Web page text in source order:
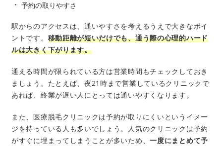
予約の取りやすさ
駅からのアクセスは、通いやすさを考えるうえで大きなポイ
ントです。 移動距離が短いだけでも、通う際の心理的ハード
ルは大きく下がります。
通える時間が限られている方は営業時間もチェックしておき
ましょう。たとえば、夜21時まで営業しているクリニックで
あれば、終業が遅い人にとっては通いやすくなります。
また、医療脱毛クリニックは予約が取りにくいというイメー
ジを持っている人も多いでしょう。人気のクリニックは予約
がすぐに埋まってしまうことが多いため、一度にまとめて予